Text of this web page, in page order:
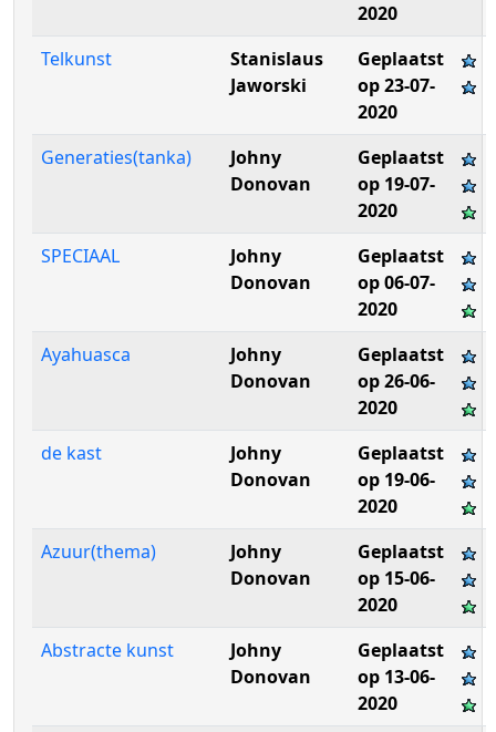
2020
Telkunst
Stanislaus
Jaworski
Geplaatst
op 23-07-
2020
Generaties(tanka)
Johny
Donovan
Geplaatst
op 19-07-
2020
SPECIAAL
Johny
Donovan
Geplaatst
op 06-07-
2020
Ayahuasca
Johny
Donovan
Geplaatst
op 26-06-
2020
de kast
Johny
Donovan
Geplaatst
op 19-06-
2020
Azuur(thema)
Johny
Donovan
Geplaatst
op 15-06-
2020
Abstracte kunst
Johny
Donovan
Geplaatst
op 13-06-
2020